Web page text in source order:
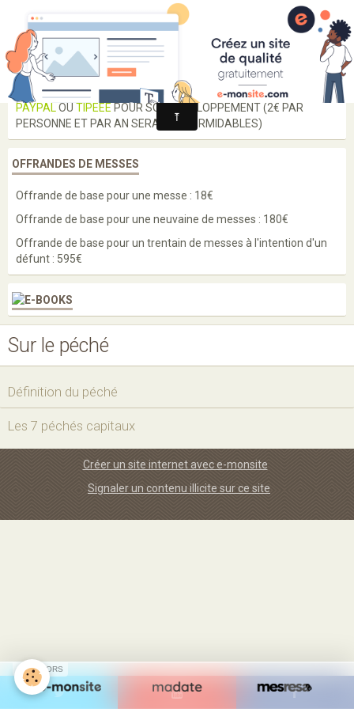
Guérison et Délivrance
rien n'est impossible à dieu
Langues
Enseignements
Prières
Bénédictions
Médailles
Scapulaires
Cordons
Sites
Offrandes de messes
Ma Chaîne YouTube
Vidéos populaires
Sur le péché
Définition du péché
Les 7 péchés capitaux
SI CE SITE VOUS EST UTILE, MERCI DE FAIRE UN DON VIA
PAYPAL OU TIPEEE POUR SON DÉVELOPPEMENT (2€ PAR
PERSONNE ET PAR AN SERAIENT FORMIDABLES)
OFFRANDES DE MESSES
Offrande de base pour une messe : 18€
Offrande de base pour une neuvaine de messes : 180€
Offrande de base pour un trentain de messes à l'intention d'un
défunt : 595€
Créer un site internet avec e-monsite
Signaler un contenu illicite sur ce site
SPONSORS